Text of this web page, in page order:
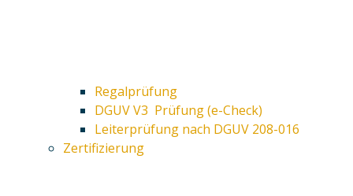
Regalprüfung
DGUV V3 Prüfung (e-Check)
Leiterprüfung nach DGUV 208-016
Zertifizierung